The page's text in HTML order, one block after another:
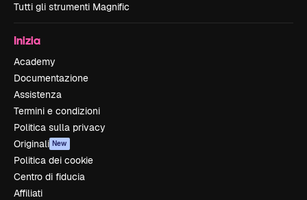
Tutti gli strumenti Magnific
Inizia
Academy
Documentazione
Assistenza
Termini e condizioni
Politica sulla privacy
Originali New
Politica dei cookie
Centro di fiducia
Affiliati